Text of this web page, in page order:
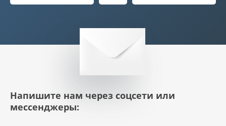
Напишите нам через соцсети или
мессенджеры: